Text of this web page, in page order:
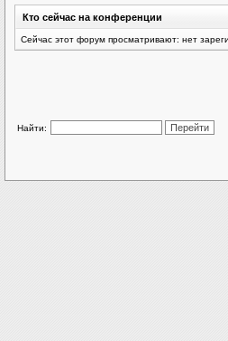
Кто сейчас на конференции
Сейчас этот форум просматривают: нет
Найти: